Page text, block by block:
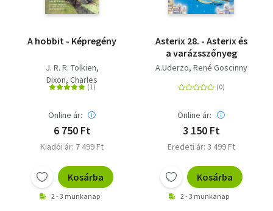
A hobbit - Képregény
J. R. R. Tolkien
Dixon, Charles
Online ár:
6 750 Ft
Kiadói ár: 7 499 Ft
Kosárba
2 - 3 munkanap
Asterix 28. - Asterix és
a varázsszőnyeg
A.Uderzo René Goscinny
Online ár:
3 150 Ft
Eredeti ár: 3 499 Ft
Kosárba
2 - 3 munkanap